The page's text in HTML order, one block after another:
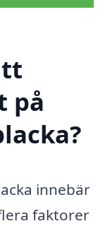
på
innebär
faktorer